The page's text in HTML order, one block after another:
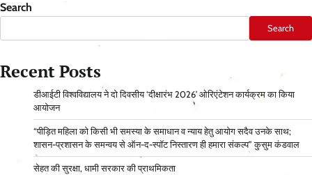
Search
Search
Recent Posts
डीआईटी विश्वविद्यालय ने दो दिवसीय ‘दीक्षारंभ 2026’ ओरिएंटेशन कार्यक्रम का किया
आयोजन
“पीड़ित महिला को किसी भी समस्या के समाधान व न्याय हेतु आयोग सदैव उनके साथ;
शासन-प्रशासन के समन्वय से ऑन-द-स्पॉट निस्तारण ही हमारा संकल्प” कुसुम कंडवाल
सेहत की सुरक्षा, धामी सरकार की प्राथमिकता